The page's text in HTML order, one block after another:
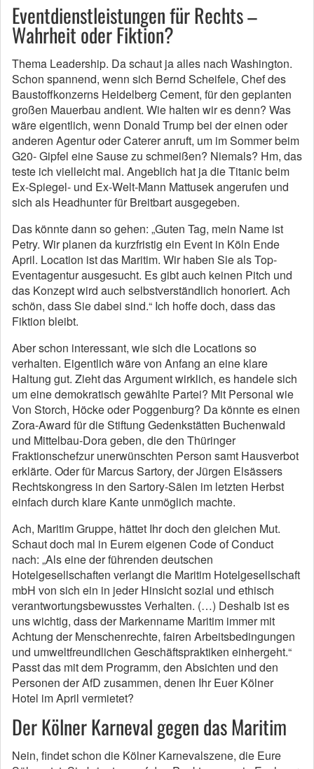
Eventdienstleistungen für Rechts –
Wahrheit oder Fiktion?
Thema Leadership. Da schaut ja alles nach Washington.
Schon spannend, wenn sich Bernd Scheifele, Chef des
Baustoffkonzerns Heidelberg Cement, für den geplanten
großen Mauerbau andient. Wie halten wir es denn? Was
wäre eigentlich, wenn Donald Trump bei der einen oder
anderen Agentur oder Caterer anruft, um im Sommer beim
G20- Gipfel eine Sause zu schmeißen? Niemals? Hm, das
teste ich vielleicht mal. Angeblich hat ja die Titanic beim
Ex-Spiegel- und Ex-Welt-Mann Mattusek angerufen und
sich als Headhunter für Breitbart ausgegeben.
Das könnte dann so gehen: „Guten Tag, mein Name ist
Petry. Wir planen da kurzfristig ein Event in Köln Ende
April. Location ist das Maritim. Wir haben Sie als Top-
Eventagentur ausgesucht. Es gibt auch keinen Pitch und
das Konzept wird auch selbstverständlich honoriert. Ach
schön, dass Sie dabei sind.“ Ich hoffe doch, dass das
Fiktion bleibt.
Aber schon interessant, wie sich die Locations so
verhalten. Eigentlich wäre von Anfang an eine klare
Haltung gut. Zieht das Argument wirklich, es handele sich
um eine demokratisch gewählte Partei? Mit Personal wie
Von Storch, Höcke oder Poggenburg? Da könnte es einen
Zora-Award für die Stiftung Gedenkstätten Buchenwald
und Mittelbau-Dora geben, die den Thüringer
Fraktionschefzur unerwünschten Person samt Hausverbot
erklärte. Oder für Marcus Sartory, der Jürgen Elsässers
Rechtskongress in den Sartory-Sälen im letzten Herbst
einfach durch klare Kante unmöglich machte.
Ach, Maritim Gruppe, hättet Ihr doch den gleichen Mut.
Schaut doch mal in Eurem eigenen Code of Conduct
nach: „Als eine der führenden deutschen
Hotelgesellschaften verlangt die Maritim Hotelgesellschaft
mbH von sich ein in jeder Hinsicht sozial und ethisch
verantwortungsbewusstes Verhalten. (…) Deshalb ist es
uns wichtig, dass der Markenname Maritim immer mit
Achtung der Menschenrechte, fairen Arbeitsbedingungen
und umweltfreundlichen Geschäftspraktiken einhergeht.“
Passt das mit dem Programm, den Absichten und den
Personen der AfD zusammen, denen Ihr Euer Kölner
Hotel im April vermietet?
Der Kölner Karneval gegen das Maritim
Nein, findet schon die Kölner Karnevalszene, die Eure